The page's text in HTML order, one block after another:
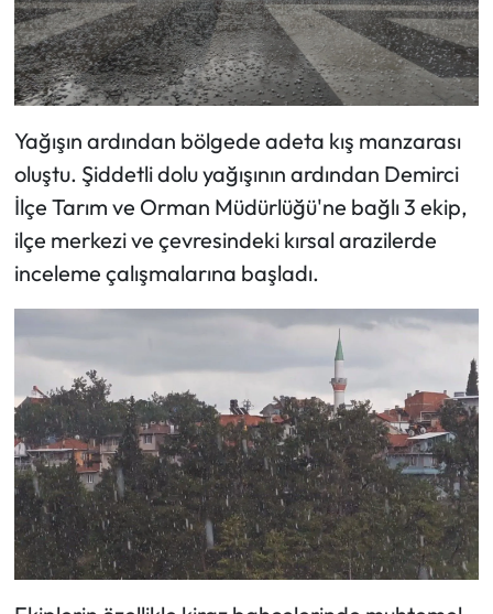
Yağışın ardından bölgede adeta kış manzarası
oluştu. Şiddetli dolu yağışının ardından Demirci
İlçe Tarım ve Orman Müdürlüğü'ne bağlı 3 ekip,
ilçe merkezi ve çevresindeki kırsal arazilerde
inceleme çalışmalarına başladı.